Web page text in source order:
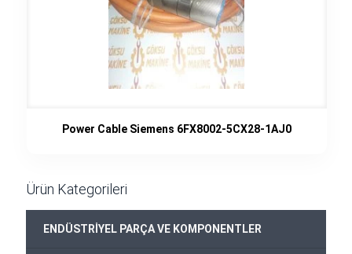
Power Cable Siemens 6FX8002-5CX28-1AJ0
Ürün Kategorileri
ENDÜSTRİYEL PARÇA VE KOMPONENTLER